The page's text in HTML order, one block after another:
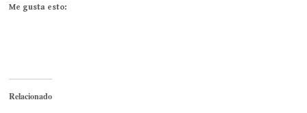
Me gusta esto:
Relacionado